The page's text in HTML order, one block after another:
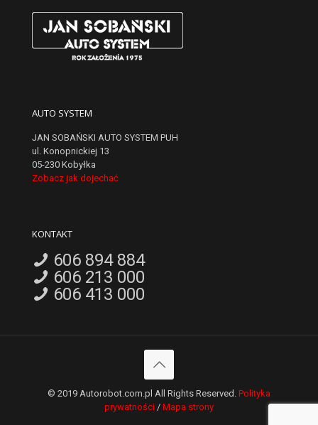
AUTO SYSTEM
JAN SOBAŃSKI AUTO SYSTEM PUH
ul. Konopnickiej 13
05-230 Kobyłka
Zobacz jak dojechać
KONTAKT
606 894 884
606 213 000
606 413 000
© 2019 Autorobot.com.pl All Rights Reserved. Polityka
prywatności / Mapa strony